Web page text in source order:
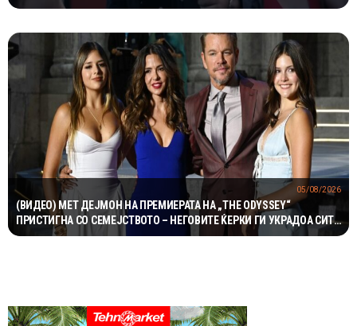
ВИДЕОСПОТ
(ВИДЕО) МЕТ ДЕЈМОН НА ПРЕМИЕРАТА НА „THE ODYSSEY“
ПРИСТИГНА СО СЕМЕЈСТВОТО – НЕГОВИТЕ ЌЕРКИ ГИ УКРАДОА СИТЕ
ПОГЛЕДИ
05/08/2026